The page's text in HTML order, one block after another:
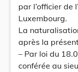
par l’officier de
Luxembourg.
La
après la
– Par loi du
conférée au